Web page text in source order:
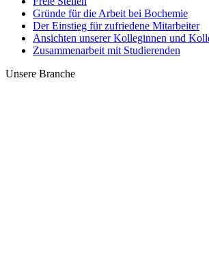
Gründe für die Arbeit bei Bochemie
Der Einstieg für zufriedene Mitarbeiter
Ansichten unserer Kolleginnen und
Zusammenarbeit mit Studierenden
Unsere Branche